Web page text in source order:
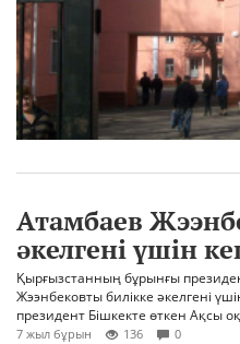
Атамбаев
әкелгені үшін
Қырғызстанның бұрынғы
Жээнбековты билікке әкелгені
президент Бішкекте өткен Ақсы
7 жыл бұрын 136 0